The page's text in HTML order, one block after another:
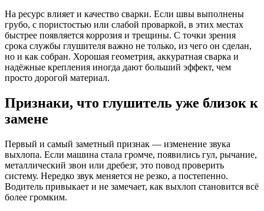
На ресурс влияет и качество сварки. Если швы выполнены
грубо, с пористостью или слабой проваркой, в этих местах
быстрее появляется коррозия и трещины. С точки зрения
срока службы глушителя важно не только, из чего он сделан,
но и как собран. Хорошая геометрия, аккуратная сварка и
надёжные крепления иногда дают больший эффект, чем
просто дорогой материал.
Признаки, что глушитель уже близок к
замене
Первый и самый заметный признак — изменение звука
выхлопа. Если машина стала громче, появились гул, рычание,
металлический звон или дребезг, это повод проверить
систему. Нередко звук меняется не резко, а постепенно.
Водитель привыкает и не замечает, как выхлоп становится всё
более громким.